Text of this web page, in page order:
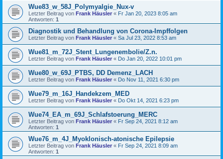
Wue83_w_58J_Polymyalgie_Nux-v
Letzter Beitrag von Frank Häusler « Fr Jan 20, 2023 8:05 am
Antworten: 1
Diagnostik und Behandlung von Corona-Impffolgen
Letzter Beitrag von Frank Häusler « Sa Jul 23, 2022 8:53 am
Wue81_m_72J_Stent_Lungenembolie/Z.n.
Letzter Beitrag von Frank Häusler « Do Jan 20, 2022 10:01 pm
Wue80_w_69J_PTBS, DD Demenz_LACH
Letzter Beitrag von Frank Häusler « Do Nov 11, 2021 6:30 pm
Wue79_m_16J_Handekzem_MED
Letzter Beitrag von Frank Häusler « Do Okt 14, 2021 6:23 pm
Wue74_EA_m_69J_Schlafstoerung_MERC
Letzter Beitrag von Frank Häusler « Fr Sep 24, 2021 8:12 am
Antworten: 1
Wue76_m_4J_Myoklonisch-atonische Epilepsie
Letzter Beitrag von Frank Häusler « Fr Sep 24, 2021 8:09 am
Antworten: 1